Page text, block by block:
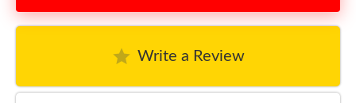
Write a Review